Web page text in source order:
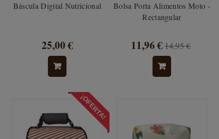
Báscula Digital Nutricional
25,00 €
Bolsa Porta Alimentos Moto -
Rectangular
11,96 €14,95 €
¡OFERTA!